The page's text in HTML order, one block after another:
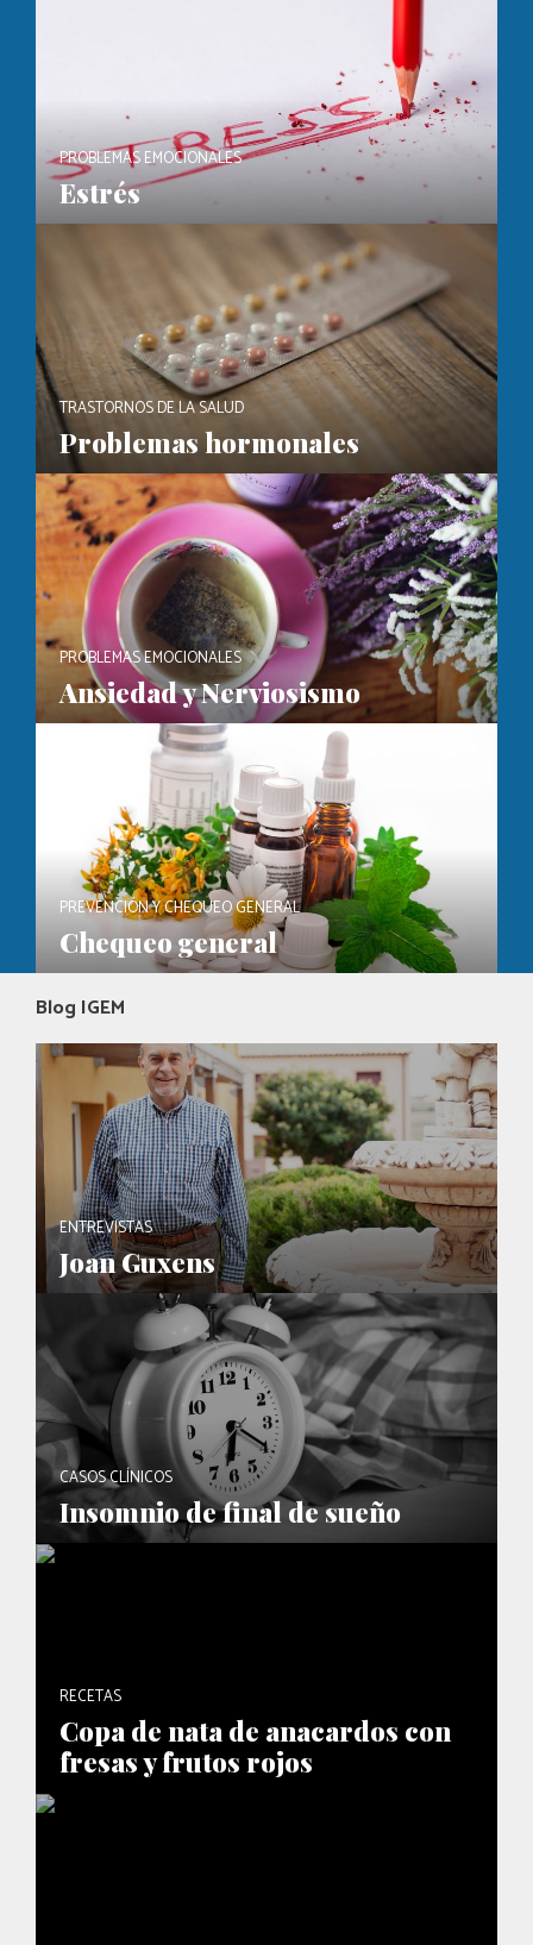
PROBLEMAS EMOCIONALES
Estrés
TRASTORNOS DE LA SALUD
Problemas hormonales
PROBLEMAS EMOCIONALES
Ansiedad y Nerviosismo
PREVENCIÓN Y CHEQUEO GENERAL
Chequeo general
Blog IGEM
ENTREVISTAS
Joan Guxens
CASOS CLÍNICOS
Insomnio de final de sueño
RECETAS
Copa de nata de anacardos con
fresas y frutos rojos